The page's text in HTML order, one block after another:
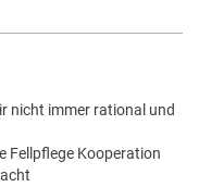
nicht immer rational und
Fellpflege Kooperation